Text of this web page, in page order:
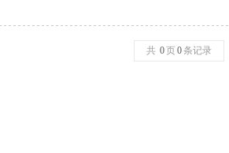
共 0页0条记录